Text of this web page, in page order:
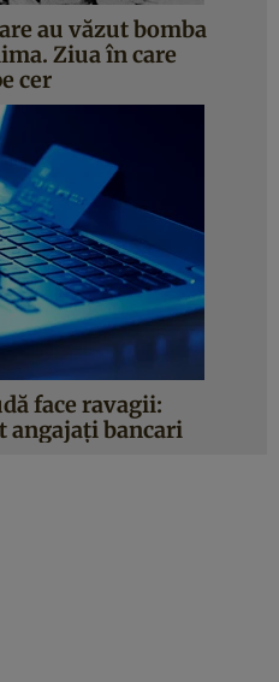
au văzut bomba
Ziua în care
cer
face ravagii:
angajați bancari